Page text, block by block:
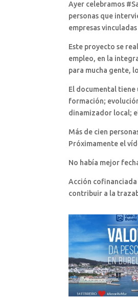
Ayer celebramos
personas que
empresas
Este proyecto se
empleo, en la
para mucha gente,
El documental tiene
formación;
dinamizador local;
Más de cien
Próximamente el
No había mejor
Acción cofinanciada
contribuir a la